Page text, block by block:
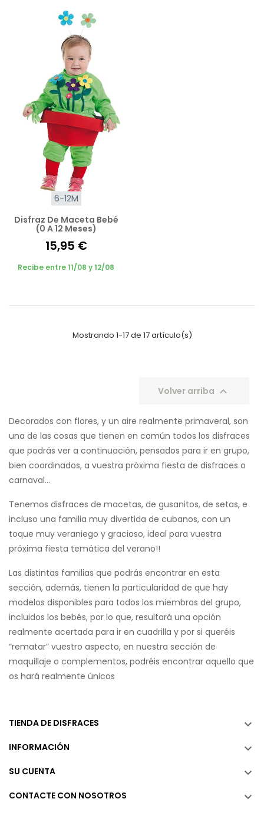
6-12M
Disfraz De Maceta Bebé
(0 A 12 Meses)
15,95 €
Recibe entre 11/08 y 12/08
Mostrando 1-17 de 17 artículo(s)
Volver arriba 
Decorados con flores, y un aire realmente primaveral, son
una de las cosas que tienen en común todos los disfraces
que podrás ver a continuación, pensados para ir en grupo,
bien coordinados, a vuestra próxima fiesta de disfraces o
carnaval...
Tenemos disfraces de macetas, de gusanitos, de setas, e
incluso una familia muy divertida de cubanos, con un
toque muy veraniego y gracioso, ideal para vuestra
próxima fiesta temática del verano!!
Las distintas familias que podrás encontrar en esta
sección, además, tienen la particularidad de que hay
modelos disponibles para todos los miembros del grupo,
incluidos los bebés, por lo que, resultará una opción
realmente acertada para ir en cuadrilla y por si queréis
“rematar” vuestro aspecto, en nuestra sección de
maquillaje o complementos, podréis encontrar aquello que
os hará realmente únicos
TIENDA DE DISFRACES 
INFORMACIÓN 
SU CUENTA 
CONTACTE CON NOSOTROS 